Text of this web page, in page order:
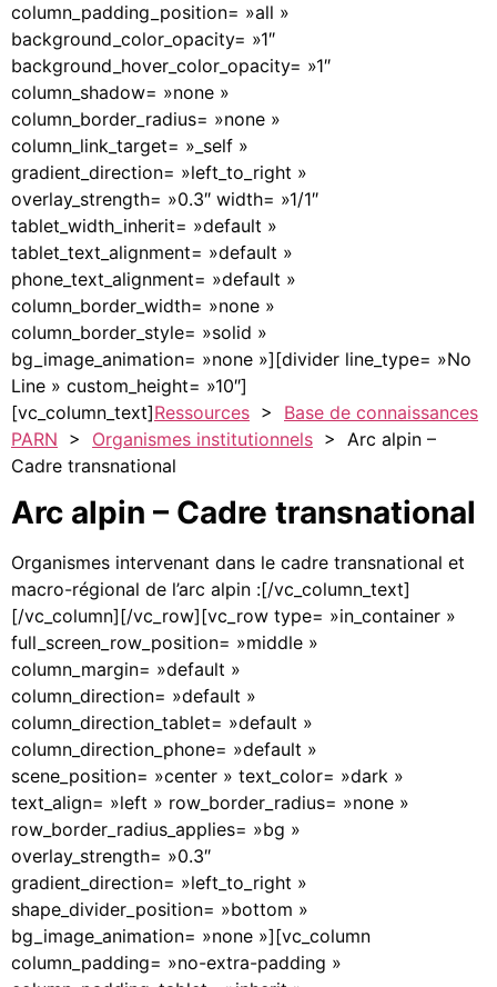
column_padding_position= »all »
background_color_opacity= »1″
background_hover_color_opacity= »1″
column_shadow= »none »
column_border_radius= »none »
column_link_target= »_self »
gradient_direction= »left_to_right »
overlay_strength= »0.3″ width= »1/1″
tablet_width_inherit= »default »
tablet_text_alignment= »default »
phone_text_alignment= »default »
column_border_width= »none »
column_border_style= »solid »
bg_image_animation= »none »][divider line_type= »No
Line » custom_height= »10″]
[vc_column_text]Ressources > Base de connaissances
PARN > Organismes institutionnels > Arc alpin –
Cadre transnational
Arc alpin – Cadre transnational
Organismes intervenant dans le cadre transnational et
macro-régional de l’arc alpin :[/vc_column_text]
[/vc_column][/vc_row][vc_row type= »in_container »
full_screen_row_position= »middle »
column_margin= »default »
column_direction= »default »
column_direction_tablet= »default »
column_direction_phone= »default »
scene_position= »center » text_color= »dark »
text_align= »left » row_border_radius= »none »
row_border_radius_applies= »bg »
overlay_strength= »0.3″
gradient_direction= »left_to_right »
shape_divider_position= »bottom »
bg_image_animation= »none »][vc_column
column_padding= »no-extra-padding »